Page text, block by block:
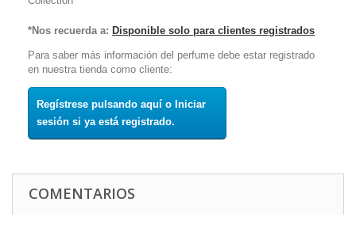
*Nos recuerda a: Disponible solo para clientes registrados
Para saber más información del perfume debe estar registrado
en nuestra tienda como cliente:
Regístrese pulsando aquí o Iniciar
sesión si ya está registrado.
COMENTARIOS